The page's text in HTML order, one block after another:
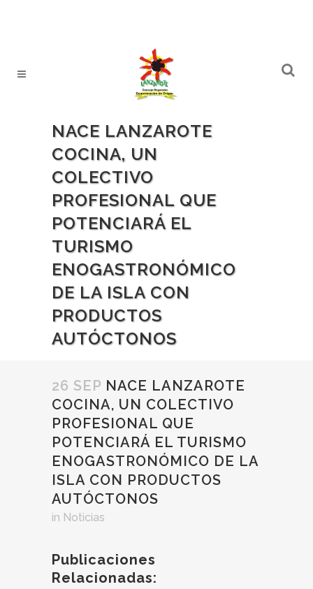
NACE LANZAROTE
COCINA, UN
COLECTIVO
PROFESIONAL QUE
POTENCIARÁ EL
TURISMO
ENOGASTRONÓMICO
DE LA ISLA CON
PRODUCTOS
AUTÓCTONOS
26 SEP NACE LANZAROTE
COCINA, UN COLECTIVO
PROFESIONAL QUE
POTENCIARÁ EL TURISMO
ENOGASTRONÓMICO DE LA
ISLA CON PRODUCTOS
AUTÓCTONOS
in Noticias
Publicaciones
Relacionadas: